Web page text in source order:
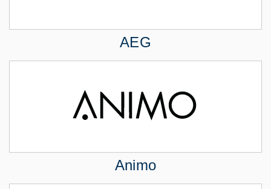
AEG
Animo